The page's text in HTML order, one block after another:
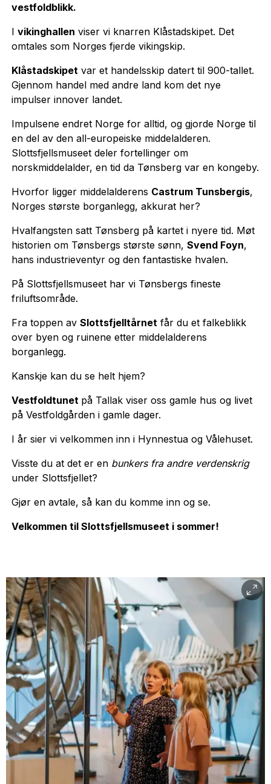
vestfoldblikk.
I vikinghallen viser vi knarren Klåstadskipet. Det
omtales som Norges fjerde vikingskip.
Klåstadskipetvar et handelsskip datert til 900-tallet.
Gjennom handel med andre land kom det nye
impulser innover landet.
Impulsene endret Norge for alltid, og gjorde Norge til
en del av den all-europeiske middelalderen.
Slottsfjellsmuseet deler fortellinger om
norskmiddelalder, en tid da Tønsberg var en kongeby.
Hvorfor ligger middelalderens Castrum Tunsbergis,
Norges største borganlegg, akkurat her?
Hvalfangsten satt Tønsberg på kartet i nyere tid. Møt
historien om Tønsbergs største sønn, Svend Foyn,
hans industrieventyr og den fantastiske hvalen.
På Slottsfjellsmuseet har vi Tønsbergs fineste
friluftsområde.
Fra toppen av Slottsfjelltårnetfår du et falkeblikk
over byen og ruinene etter middelalderens
borganlegg.
Kanskje kan du se helt hjem?
Vestfoldtunet på Tallak viser oss gamle hus og livet
på Vestfoldgården i gamle dager.
I år sier vi velkommen inn i Hynnestua og Vålehuset.
Visste du at det er en bunkers fra andre verdenskrig
under Slottsfjellet?
Gjør en avtale, så kan du komme inn og se.
Velkommen til Slottsfjellsmuseet i sommer!